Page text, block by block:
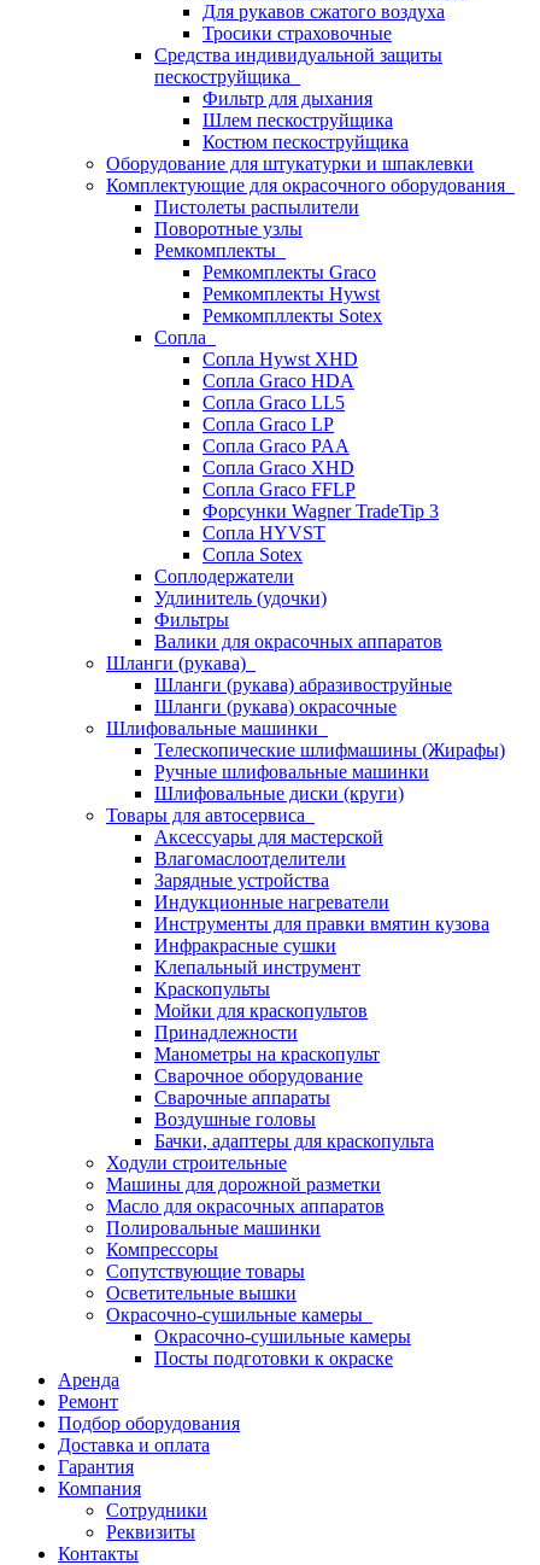
Для рукавов сжатого воздуха
Тросики страховочные
Средства индивидуальной защиты
пескоструйщика
Фильтр для дыхания
Шлем пескоструйщика
Костюм пескоструйщика
Оборудование для штукатурки и шпаклевки
Комплектующие для окрасочного оборудования
Пистолеты распылители
Поворотные узлы
Ремкомплекты
Ремкомплекты Graco
Ремкомплекты Hywst
Ремкомпллекты Sotex
Сопла
Сопла Hywst XHD
Сопла Graco HDA
Сопла Graco LL5
Сопла Graco LP
Сопла Graco PAA
Сопла Graco XHD
Сопла Graco FFLP
Форсунки Wagner TradeTip 3
Сопла HYVST
Сопла Sotex
Соплодержатели
Удлинитель (удочки)
Фильтры
Валики для окрасочных аппаратов
Шланги (рукава)
Шланги (рукава) абразивоструйные
Шланги (рукава) окрасочные
Шлифовальные машинки
Телескопические шлифмашины (Жирафы)
Ручные шлифовальные машинки
Шлифовальные диски (круги)
Товары для автосервиса
Аксессуары для мастерской
Влагомаслоотделители
Зарядные устройства
Индукционные нагреватели
Инструменты для правки вмятин кузова
Инфракрасные сушки
Клепальный инструмент
Краскопульты
Мойки для краскопультов
Принадлежности
Манометры на краскопульт
Сварочное оборудование
Сварочные аппараты
Воздушные головы
Бачки, адаптеры для краскопульта
Ходули строительные
Машины для дорожной разметки
Масло для окрасочных аппаратов
Полировальные машинки
Компрессоры
Сопутствующие товары
Осветительные вышки
Окрасочно-сушильные камеры
Окрасочно-сушильные камеры
Посты подготовки к окраске
Аренда
Ремонт
Подбор оборудования
Доставка и оплата
Гарантия
Компания
Сотрудники
Реквизиты
Контакты